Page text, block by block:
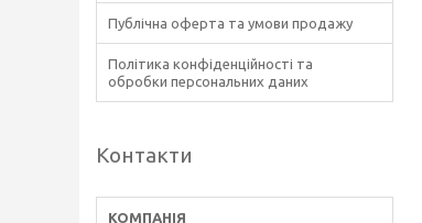
Публічна оферта та умови продажу
Політика конфіденційності та
обробки персональних даних
Контакти